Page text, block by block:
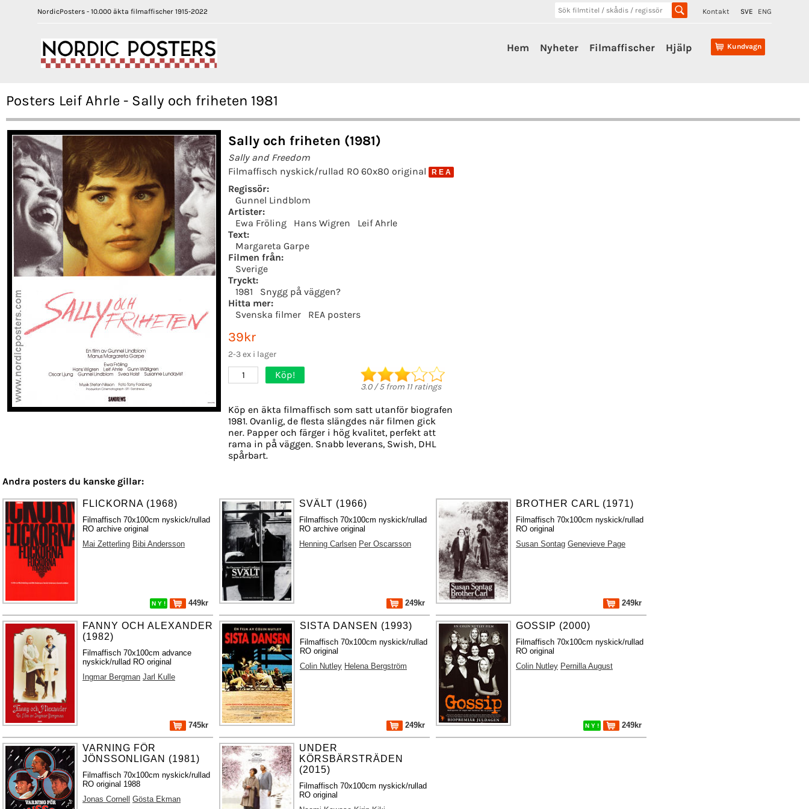
NordicPosters - 10.000 äkta filmaffischer 1915-2022 Kontakt SVE ENG
Kundvagn
Hem Nyheter Filmaffischer Hjälp
Posters Leif Ahrle - Sally och friheten 1981
Sally och friheten (1981)
Sally and Freedom
Filmaffisch nyskick/rullad RO 60x80 original
R E A
Regissör:
Gunnel Lindblom
Artister:
Ewa Fröling
Hans Wigren
Leif Ahrle
Text:
Margareta Garpe
Filmen från:
Sverige
Tryckt:
1981
Snygg på väggen?
Hitta mer:
Svenska filmer
REA posters
39kr
2-3 ex i lager
1 Köp!
3.0/5from 11ratings
Köp en äkta filmaffisch som satt utanför biografen
1981. Ovanlig, de flesta slängdes när filmen gick
ner. Papper och färger i hög kvalitet, perfekt att
rama in på väggen. Snabb leverans, Swish, DHL
spårbart.
Andra posters du kanske gillar:
FLICKORNA (1968)
Filmaffisch 70x100cm nyskick/rullad
RO archive original
Mai Zetterling Bibi Andersson
N Y ! 449kr
SVÄLT (1966)
Filmaffisch 70x100cm nyskick/rullad
RO archive original
Henning Carlsen Per Oscarsson
249kr
BROTHER CARL (1971)
Filmaffisch 70x100cm nyskick/rullad
RO original
Susan Sontag Genevieve Page
249kr
FANNY OCH ALEXANDER
(1982)
Filmaffisch 70x100cm advance
nyskick/rullad RO original
Ingmar Bergman Jarl Kulle
745kr
SISTA DANSEN (1993)
Filmaffisch 70x100cm nyskick/rullad
RO original
Colin Nutley Helena Bergström
249kr
GOSSIP (2000)
Filmaffisch 70x100cm nyskick/rullad
RO original
Colin Nutley Pernilla August
N Y ! 249kr
VARNING FÖR
JÖNSSONLIGAN (1981)
Filmaffisch 70x100cm nyskick/rullad
RO original 1988
Jonas Cornell Gösta Ekman
UNDER
KÖRSBÄRSTRÄDEN
(2015)
Filmaffisch 70x100cm nyskick/rullad
RO original